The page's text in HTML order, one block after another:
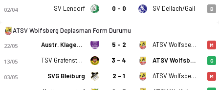
02/04 SV Lendorf 0 - 0 SV Dellach/Gail B
ATSV Wolfsberg Deplasman Form Durumu
22/05 Austr. Klagenfurt Am 5 - 2 ATSV Wolfsberg M
13/05 TSV Grafenstein 3 - 4 ATSV Wolfsberg G
03/05 SVG Bleiburg 2 - 1 ATSV Wolfsberg M